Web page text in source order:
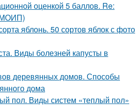
оценкой 5 баллов. Re:
яблонь. 50 сортов яблок с фото
Виды болезней капусты в
деревянных домов. Способы
дома
пол. Виды систем «теплый пол»